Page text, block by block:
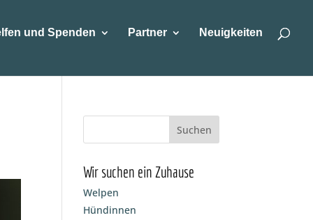
und Spenden Partner Neuigkeiten
Wir suchen ein Zuhause
Welpen
Hündinnen